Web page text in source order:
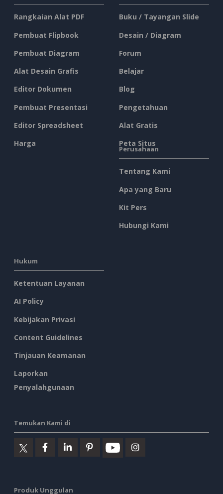
Rangkaian Alat PDF
Pembuat Flipbook
Pembuat Diagram
Alat Desain Grafis
Editor Dokumen
Pembuat Presentasi
Editor Spreadsheet
Harga
Buku / Tayangan Slide
Desain / Diagram
Forum
Belajar
Blog
Pengetahuan
Alat Gratis
Peta Situs
Perusahaan
Tentang Kami
Apa yang Baru
Kit Pers
Hubungi Kami
Hukum
Ketentuan Layanan
AI Policy
Kebijakan Privasi
Content Guidelines
Tinjauan Keamanan
Laporkan
Penyalahgunaan
Temukan Kami di
Produk Unggulan